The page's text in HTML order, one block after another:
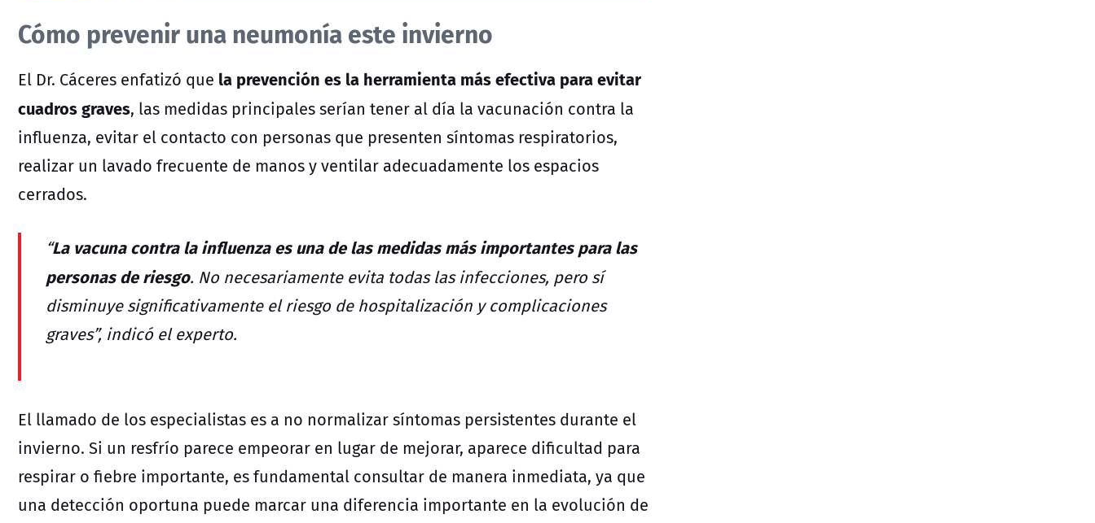
Cómo prevenir una neumonía este invierno
El Dr. Cáceres enfatizó que la prevención es la herramienta más efectiva para evitar
cuadros graves, las medidas principales serían tener al día la vacunación contra la
influenza, evitar el contacto con personas que presenten síntomas respiratorios,
realizar un lavado frecuente de manos y ventilar adecuadamente los espacios
cerrados.
“La vacuna contra la influenza es una de las medidas más importantes para las
personas de riesgo. No necesariamente evita todas las infecciones, pero sí
disminuye significativamente el riesgo de hospitalización y complicaciones
graves”, indicó el experto.
El llamado de los especialistas es a no normalizar síntomas persistentes durante el
invierno. Si un resfrío parece empeorar en lugar de mejorar, aparece dificultad para
respirar o fiebre importante, es fundamental consultar de manera inmediata, ya que
una detección oportuna puede marcar una diferencia importante en la evolución de